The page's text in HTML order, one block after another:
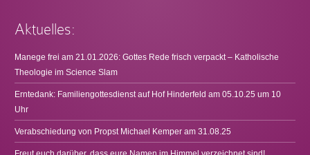
Aktuelles:
Manege frei am 21.01.2026: Gottes Rede frisch verpackt – Katholische
Theologie im Science Slam
Erntedank: Familiengottesdienst auf Hof Hinderfeld am 05.10.25 um 10
Uhr
Verabschiedung von Propst Michael Kemper am 31.08.25